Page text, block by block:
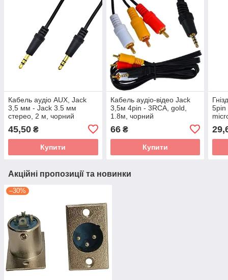
Кабель аудіо AUX, Jack
3,5 мм - Jack 3.5 мм
стерео, 2 м, чорний
45,50 ₴
Купити
Кабель аудіо-відео Jack
3,5м 4pin - 3RCA, gold,
1.8м, чорний
66₴
Купити
5pin
Акційні пропозиції та новинки
–30%